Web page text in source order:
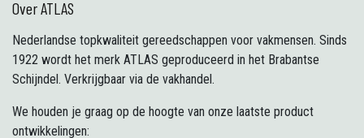
Over ATLAS
Nederlandse topkwaliteit gereedschappen voor vakmensen. Sinds
1922 wordt het merk ATLAS geproduceerd in het Brabantse
Schijndel. Verkrijgbaar via de vakhandel.
We houden je graag op de hoogte van onze laatste product
ontwikkelingen: